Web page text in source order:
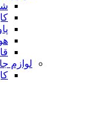
لوازم